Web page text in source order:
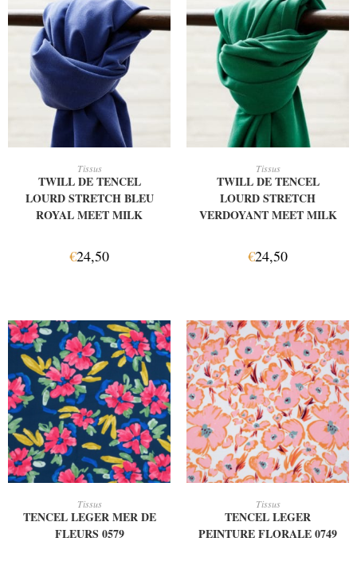
AJOUTER AU PANIER
Tissus
TWILL DE TENCEL
LOURD STRETCH BLEU
ROYAL MEET MILK
€24,50
AJOUTER AU PANIER
Tissus
TWILL DE TENCEL
LOURD STRETCH
VERDOYANT MEET MILK
€24,50
AJOUTER AU PANIER
Tissus
TENCEL LEGER MER DE
FLEURS 0579
AJOUTER AU PANIER
Tissus
TENCEL LEGER
PEINTURE FLORALE 0749